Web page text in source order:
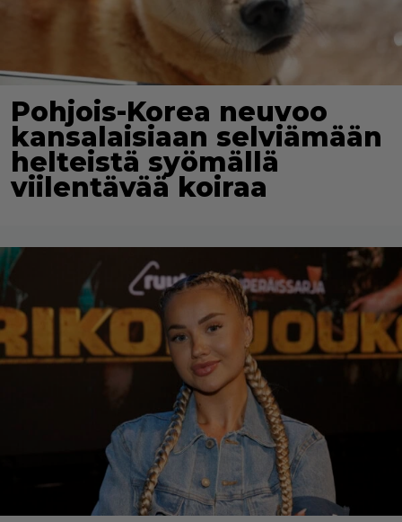
Pohjois-Korea neuvoo
kansalaisiaan selviämään
helteistä syömällä
viilentävää koiraa